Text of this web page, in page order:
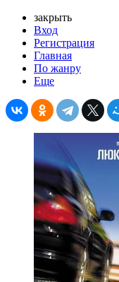
закрыть
Вход
Регистрация
Главная
По жанру
Еще